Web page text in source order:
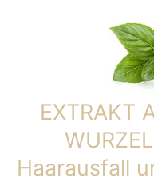
EXTRAKT
Haarausfall